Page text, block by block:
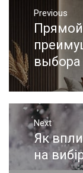
Навигация
записям
Previous
Previous
post:
выбора
Next
Next
post:
Як
на